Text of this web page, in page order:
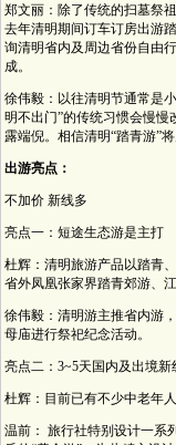
郑文丽：除了传统的扫墓祭
去年清明期间订车订房出游
询清明省内及周边省份自由
成。
徐伟毅：以往清明节通常是
明不出门”的传统习惯会慢慢
露端倪。相信清明“踏青游”
出游亮点：
不加价 新线多
亮点一：短途生态游是主打
杜辉：清明旅游产品以踏青
省外凤凰张家界踏青郊游、
徐伟毅：清明游主推省内游
母庙进行祭祀纪念活动。
亮点二：3~5天国内及出境新
杜辉：目前已有不少中老年
温前： 旅行社特别设计一系